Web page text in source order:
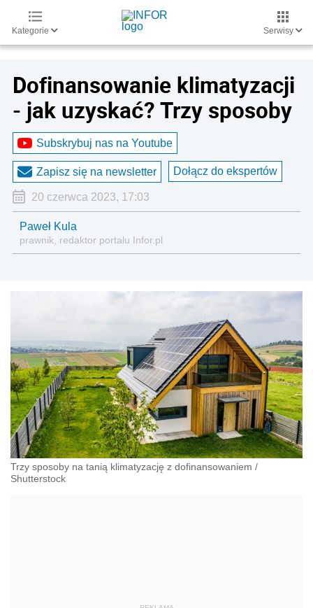
Kategorie Serwisy
Dofinansowanie klimatyzacji
- jak uzyskać? Trzy sposoby
Subskrybuj nas na Youtube
Zapisz się na newsletter Dołącz do ekspertów
20 czerwca 2023, 17:03
Paweł Kula
prawnik, redaktor portalu Infor.pl
Trzy sposoby na tanią klimatyzację z dofinansowaniem /
Shutterstock